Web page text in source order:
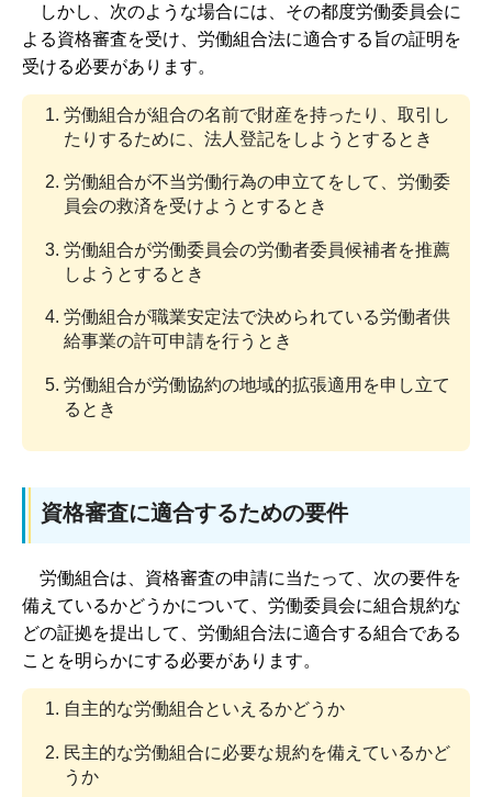
しかし、次のような場合には、その都度労働委員会に
よる資格審査を受け、労働組合法に適合する旨の証明を
受ける必要があります。
労働組合が組合の名前で財産を持ったり、取引し
たりするために、法人登記をしようとするとき
労働組合が不当労働行為の申立てをして、労働委
員会の救済を受けようとするとき
労働組合が労働委員会の労働者委員候補者を推薦
しようとするとき
労働組合が職業安定法で決められている労働者供
給事業の許可申請を行うとき
労働組合が労働協約の地域的拡張適用を申し立て
るとき
資格審査に適合するための要件
労働組合は、資格審査の申請に当たって、次の要件を
備えているかどうかについて、労働委員会に組合規約な
どの証拠を提出して、労働組合法に適合する組合である
ことを明らかにする必要があります。
自主的な労働組合といえるかどうか
民主的な労働組合に必要な規約を備えているかど
うか